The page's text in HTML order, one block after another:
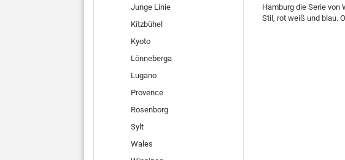
Hamburg die Serie
Stil, rot weiß und blau.
Junge Linie
Kitzbühel
Kyoto
Lönneberga
Lugano
Provence
Rosenborg
Sylt
Wales